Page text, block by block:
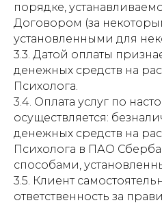
порядке,
Договором (за
установленными для
3.3. Датой оплаты
денежных средств на
Психолога.
3.4. Оплата услуг по
осуществляется:
денежных средств на
Психолога в ПАО
способами,
3.5. Клиент
ответственность за